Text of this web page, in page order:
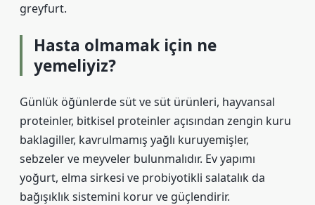
greyfurt.
Hasta olmamak için ne
yemeliyiz?
Günlük öğünlerde süt ve süt ürünleri, hayvansal
proteinler, bitkisel proteinler açısından zengin kuru
baklagiller, kavrulmamış yağlı kuruyemişler,
sebzeler ve meyveler bulunmalıdır. Ev yapımı
yoğurt, elma sirkesi ve probiyotikli salatalık da
bağışıklık sistemini korur ve güçlendirir.